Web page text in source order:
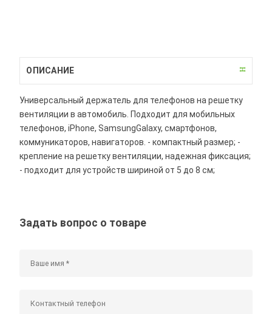
ОПИСАНИЕ
Универсальный держатель для телефонов на решетку
вентиляции в автомобиль. Подходит для мобильных
телефонов, iPhone, SamsungGalaxy, смартфонов,
коммуникаторов, навигаторов. - компактный размер; -
крепление на решетку вентиляции, надежная фиксация;
- подходит для устройств шириной от 5 до 8 см;
Задать вопрос о товаре